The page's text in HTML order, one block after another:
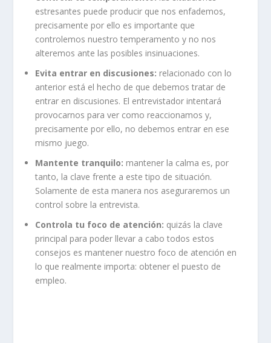
estresantes puede producir que nos enfademos,
precisamente por ello es importante que
controlemos nuestro temperamento y no nos
alteremos ante las posibles insinuaciones.
Evita entrar en discusiones: relacionado con lo
anterior está el hecho de que debemos tratar de
entrar en discusiones. El entrevistador intentará
provocarnos para ver como reaccionamos y,
precisamente por ello, no debemos entrar en ese
mismo juego.
Mantente tranquilo: mantener la calma es, por
tanto, la clave frente a este tipo de situación.
Solamente de esta manera nos aseguraremos un
control sobre la entrevista.
Controla tu foco de atención: quizás la clave
principal para poder llevar a cabo todos estos
consejos es mantener nuestro foco de atención en
lo que realmente importa: obtener el puesto de
empleo.